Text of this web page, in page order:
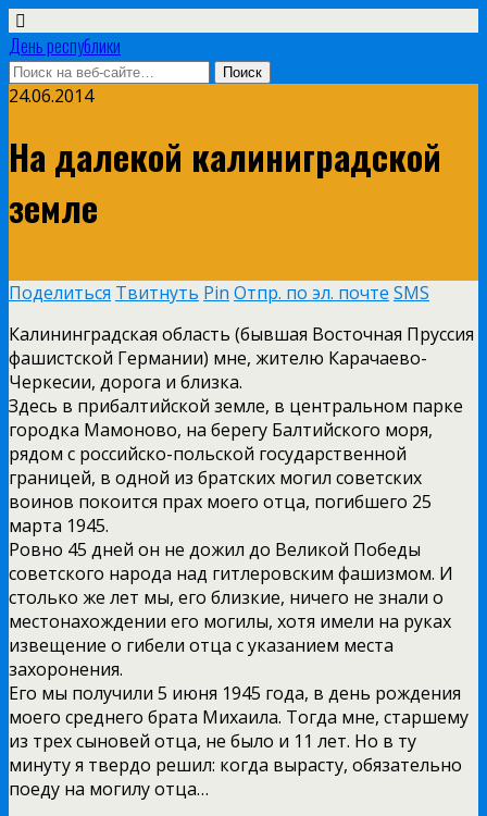
День республики
24.06.2014
На далекой калиниградской
земле
Поделиться Твитнуть Pin Отпр. по эл. почте SMS
Калининградская область (бывшая Восточная Пруссия
фашистской Германии) мне, жителю Карачаево-
Черкесии, дорога и близка.
Здесь в прибалтийской земле, в центральном парке
городка Мамоново, на берегу Балтийского моря,
рядом с российско-польской государственной
границей, в одной из братских могил советских
воинов покоится прах моего отца, погибшего 25
марта 1945.
Ровно 45 дней он не дожил до Великой Победы
советского народа над гитлеровским фашизмом. И
столько же лет мы, его близкие, ничего не знали о
местонахождении его могилы, хотя имели на руках
извещение о гибели отца с указанием места
захоронения.
Его мы получили 5 июня 1945 года, в день рождения
моего среднего брата Михаила. Тогда мне, старшему
из трех сыновей отца, не было и 11 лет. Но в ту
минуту я твердо решил: когда вырасту, обязательно
поеду на могилу отца…